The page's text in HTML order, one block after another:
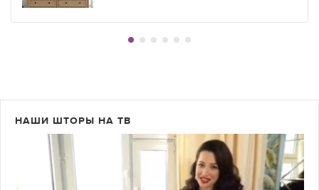
НАШИ ШТОРЫ НА ТВ